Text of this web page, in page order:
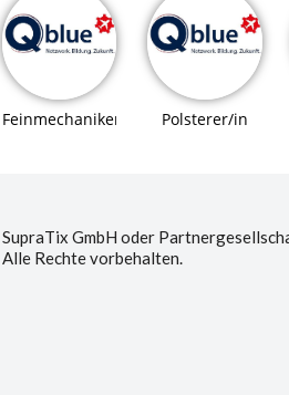
Feinmechaniker/in Polsterer/in
SupraTix GmbH oder
Alle Rechte vorbehalten.